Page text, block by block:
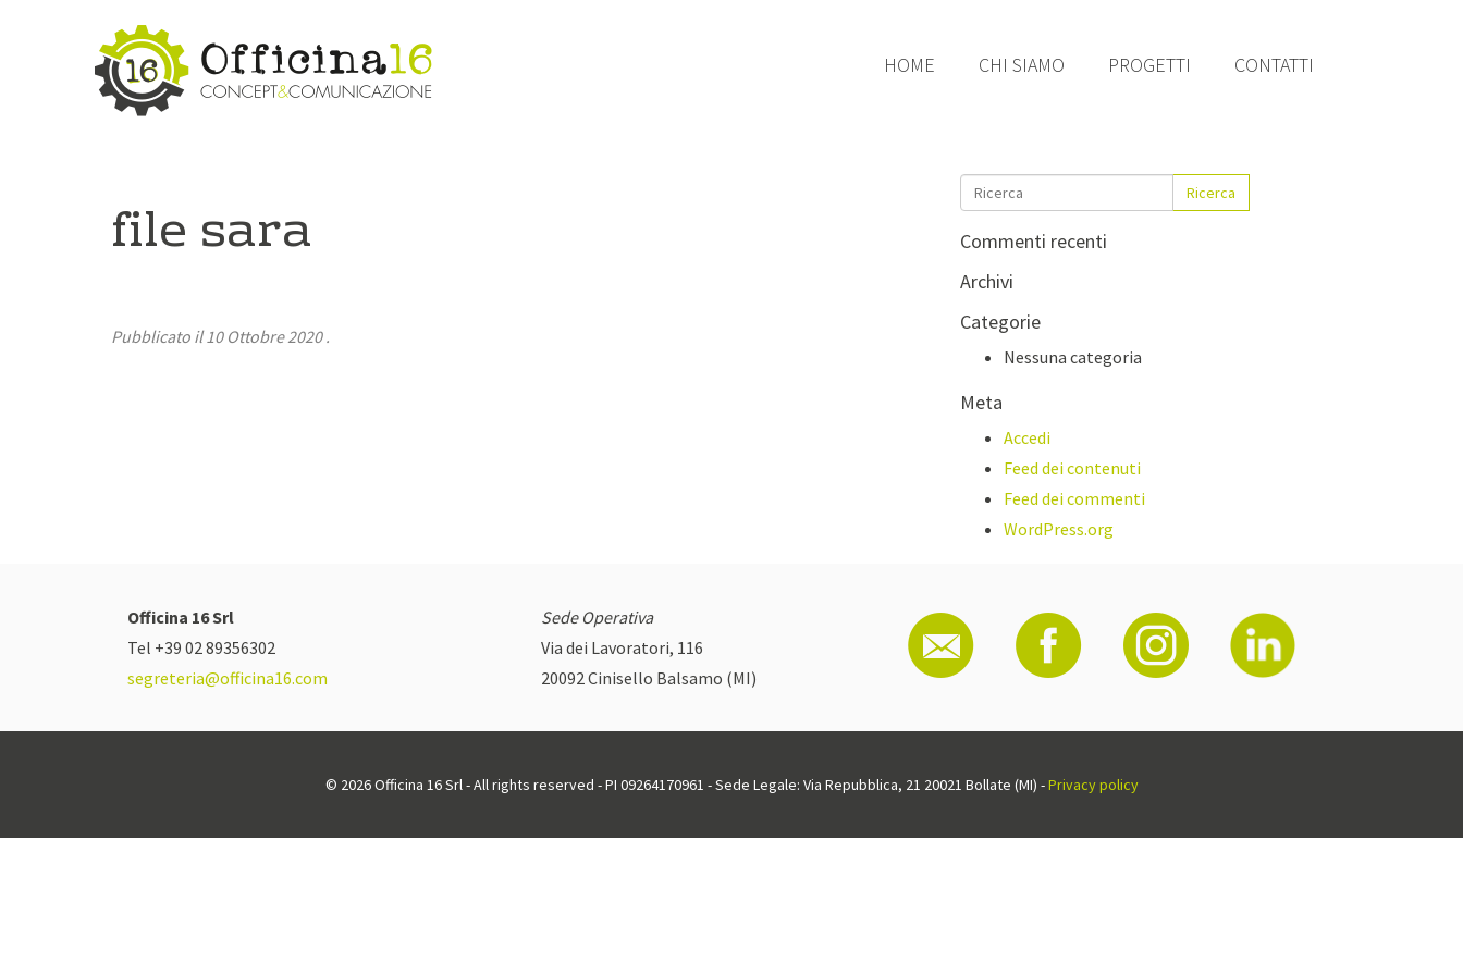
HOME CHI SIAMO PROGETTI CONTATTI
file sara
Pubblicato il10 Ottobre 2020.
Ricerca
Commenti recenti
Archivi
Categorie
Nessuna categoria
Meta
Accedi
Feed dei contenuti
Feed dei commenti
WordPress.org
Officina 16 Srl
Tel +39 02 89356302
segreteria@officina16.com
Sede Operativa
Via dei Lavoratori, 116
20092 Cinisello Balsamo (MI)
© 2026 Officina 16 Srl - All rights reserved - PI 09264170961 - Sede Legale: Via Repubblica, 21 20021 Bollate (MI) -Privacy policy